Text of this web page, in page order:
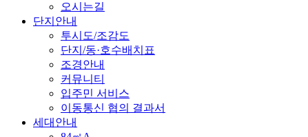
오시는길
단지안내
투시도/조감도
단지/동·호수배치표
조경안내
커뮤니티
입주민 서비스
이동통신 협의 결과서
세대안내